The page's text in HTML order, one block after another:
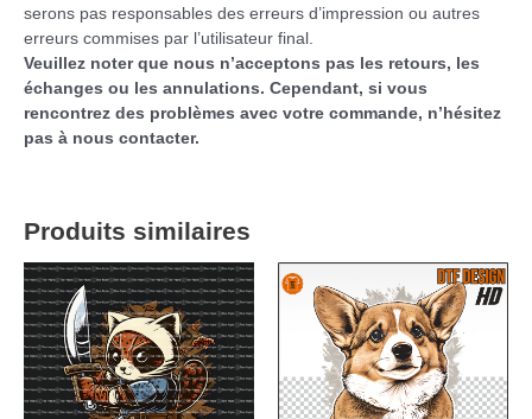
serons pas responsables des erreurs d’impression ou autres
erreurs commises par l’utilisateur final.
Veuillez noter que nous n’acceptons pas les retours, les
échanges ou les annulations. Cependant, si vous
rencontrez des problèmes avec votre commande, n’hésitez
pas à nous contacter.
Produits similaires